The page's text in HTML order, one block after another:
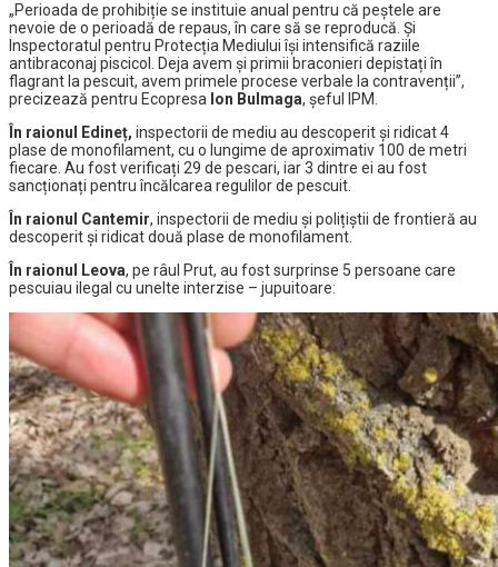
„Perioada de prohibiție se instituie anual pentru că peștele are
nevoie de o perioadă de repaus, în care să se reproducă. Și
Inspectoratul pentru Protecția Mediului își intensifică raziile
antibraconaj piscicol. Deja avem și primii braconieri depistați în
flagrant la pescuit, avem primele procese verbale la contravenții”,
precizează pentru Ecopresa Ion Bulmaga, șeful IPM.
În raionul
Edineț, inspectorii de mediu au descoperit și ridicat 4
plase de monofilament, cu o lungime de aproximativ 100 de metri
fiecare. Au fost verificați 29 de pescari, iar 3 dintre ei au fost
sancționați pentru încălcarea regulilor de pescuit.
În raionul Cantemir, inspectorii de mediu și polițiștii de frontieră au
descoperit și ridicat două plase de monofilament.
În raionul Leova, pe râul Prut, au fost surprinse 5 persoane care
pescuiau ilegal cu unelte interzise – jupuitoare: